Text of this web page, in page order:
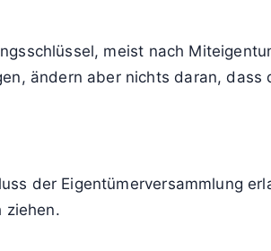
meist nach
ändern aber nichts daran, dass
der Eigentümerversammlung
ziehen.